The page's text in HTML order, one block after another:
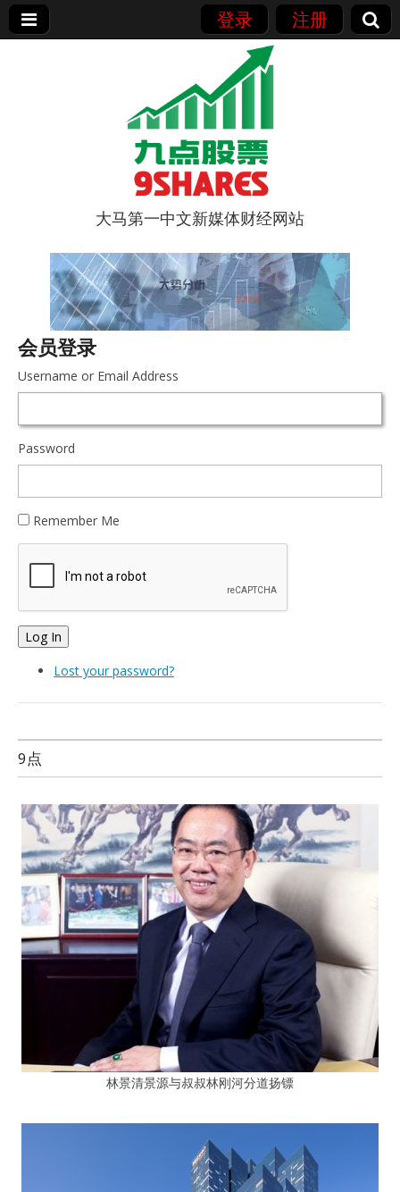
登录 注册
9点股票
大马第一中文新媒体财经网站
会员登录
Username or Email Address
Password
Remember Me
Log In
Lost your password?
9点
林景清景源与叔叔林刚河分道扬镖